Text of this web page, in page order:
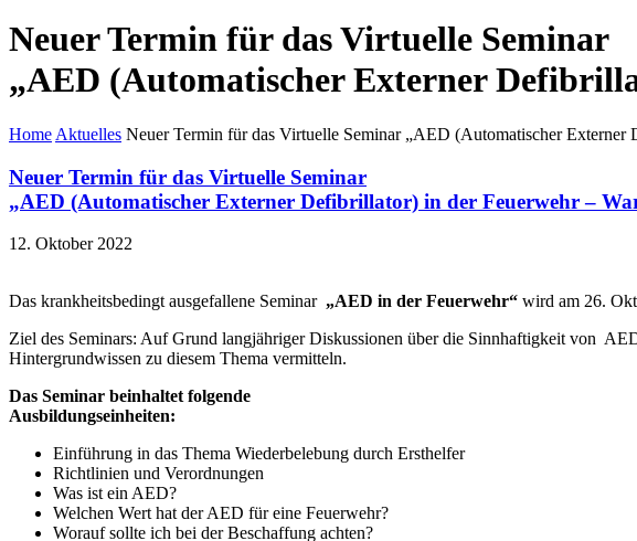
Neuer Termin für das Virtuelle Seminar
„AED (Automatischer Externer
Home Aktuelles Neuer Termin für das Virtuelle Seminar „AED (Automatischer
Neuer Termin für das Virtuelle Seminar
„AED (Automatischer Externer Defibrillator) in der Feuerwehr –
12. Oktober 2022
Das krankheitsbedingt ausgefallene Seminar „AED in der Feuerwehr“ wird am 26.
Ziel des Seminars: Auf Grund langjähriger Diskussionen über die Sinnhaftigkeit von
Hintergrundwissen zu diesem Thema vermitteln.
Das Seminar beinhaltet folgende
Ausbildungseinheiten:
Einführung in das Thema Wiederbelebung durch Ersthelfer
Richtlinien und Verordnungen
Was ist ein AED?
Welchen Wert hat der AED für eine Feuerwehr?
Worauf sollte ich bei der Beschaffung achten?